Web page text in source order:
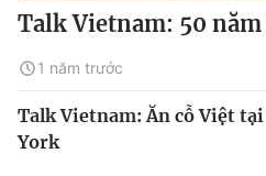
Talk Vietnam: 50
1 năm trước
Talk Vietnam: Ăn cỗ Việt tại
York